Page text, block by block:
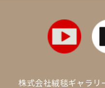
株式会社絨毯ギャラリ